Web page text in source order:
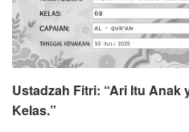
Ustadzah Fitri: “Ari Itu Anak
Kelas.”